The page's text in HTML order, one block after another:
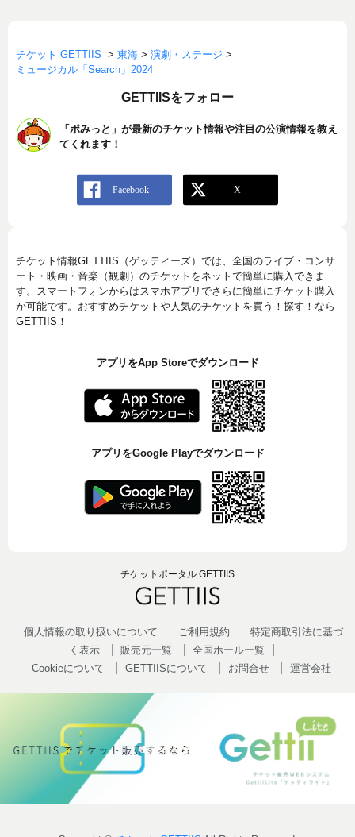
チケット GETTIIS > 東海 > 演劇・ステージ >
ミュージカル「Search」2024
GETTIISをフォロー
「ポみっと」が最新のチケット情報や注目の公演情報を教え
てくれます！
チケット情報GETTIIS（ゲッティーズ）では、全国のライブ・コンサ
ート・映画・音楽（観劇）のチケットをネットで簡単に購入できま
す。スマートフォンからはスマホアプリでさらに簡単にチケット購入
が可能です。おすすめチケットや人気のチケットを買う！探す！なら
GETTIIS！
アプリをApp Storeでダウンロード
アプリをGoogle Playでダウンロード
チケットポータル GETTIIS
個人情報の取り扱いについて ご利用規約
特定商取引法に基づ
く表示
販売元一覧
全国ホールー覧
Cookieについて
GETTIISについて お問合せ 運営会社